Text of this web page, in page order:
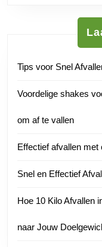
Tips voor Snel
Voordelige shakes
om af te vallen
Effectief afvallen
Snel en Effectief
Hoe 10 Kilo Afvallen
naar Jouw